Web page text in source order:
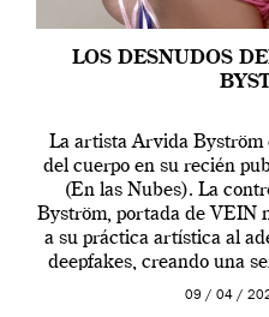
LOS DESNUDOS
La artista Arvida Byström
del cuerpo en su recién
(En las Nubes). La
Byström, portada de VEIN
a su práctica artística al
deepfakes, creando una
09 / 04 /